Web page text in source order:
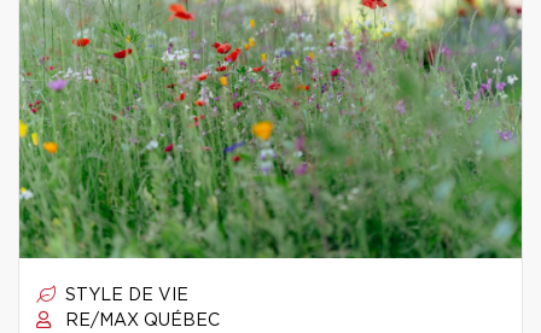
STYLE DE VIE
RE/MAX QUÉBEC